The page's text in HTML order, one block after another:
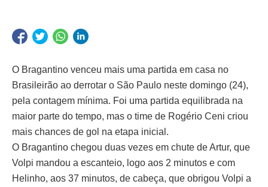
O Bragantino venceu mais uma partida em casa no
Brasileirão ao derrotar o São Paulo neste domingo (24),
pela contagem mínima. Foi uma partida equilibrada na
maior parte do tempo, mas o time de Rogério Ceni criou
mais chances de gol na etapa inicial.
O Bragantino chegou duas vezes em chute de Artur, que
Volpi mandou a escanteio, logo aos 2 minutos e com
Helinho, aos 37 minutos, de cabeça, que obrigou Volpi a